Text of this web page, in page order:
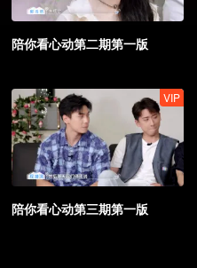
陪你看心动第二期第一版
VIP
陪你看心动第三期第一版